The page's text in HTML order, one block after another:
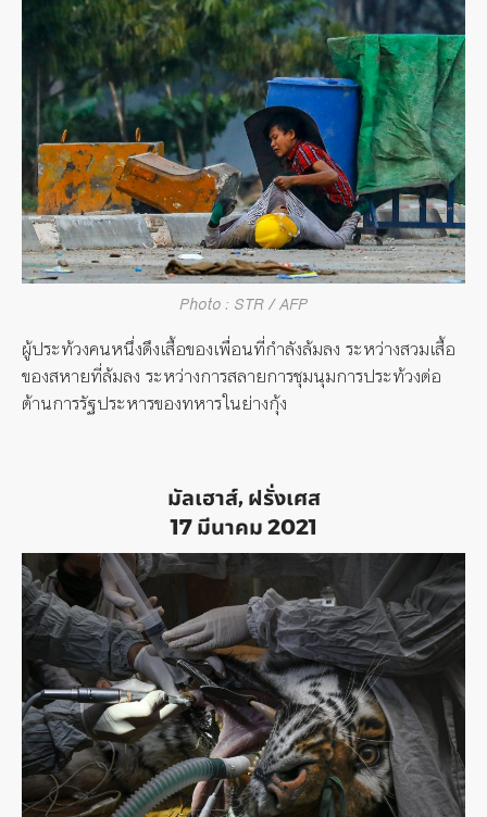
Photo : STR / AFP
ผู้ประท้วงคนหนึ่งดึงเสื้อของเพื่อนที่กำลังล้มลง ระหว่างสวมเสื้อ
ของสหายที่ล้มลง ระหว่างการสลายการชุมนุมการประท้วงต่อ
ต้านการรัฐประหารของทหารในย่างกุ้ง
มัลเฮาส์, ฝรั่งเศส
17 มีนาคม 2021